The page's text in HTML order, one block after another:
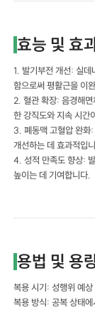
효능 및 효
1. 발기부전 개선: 실
함으로써 평활근을 이
2. 혈관 확장: 음경해
한 강직도와 지속 시간
3. 폐동맥 고혈압 완화
개선하는 데 효과적입
4. 성적 만족도 향상:
높이는 데 기여합니다.
용법 및 용
복용 시기: 성행위 예상
복용 방식: 공복 상태